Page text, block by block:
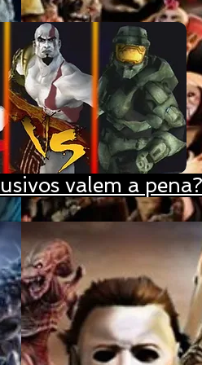
valem a pena?